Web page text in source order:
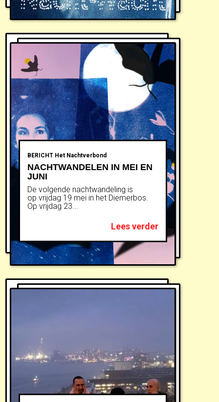
BERICHT Het Nachtverbond
NACHTWANDELEN IN MEI EN
JUNI
De volgende nachtwandeling is
op vrijdag 19 mei in het Diemerbos.
Op vrijdag 23...
Lees verder